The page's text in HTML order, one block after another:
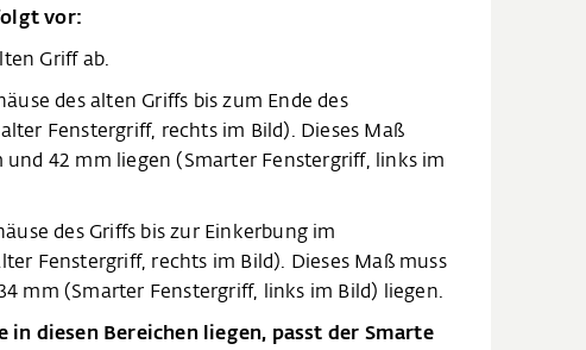
vor:
Griff ab.
des alten Griffs bis zum Ende des
Fenstergriff, rechts im Bild). Dieses Maß
und 42 mm liegen (Smarter Fenstergriff, links im
des Griffs bis zur Einkerbung im
Fenstergriff, rechts im Bild). Dieses Maß muss
mm (Smarter Fenstergriff, links im Bild) liegen.
in diesen Bereichen liegen, passt der Smarte